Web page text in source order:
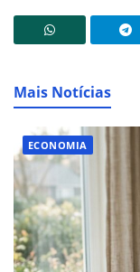
Mais Notícias
ECONOMIA